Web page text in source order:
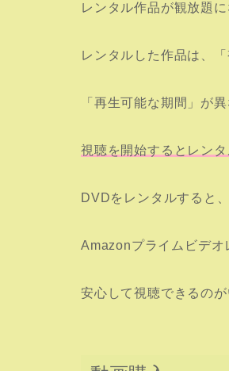
レンタル作品が観放題
レンタルした作品は、
「再生可能な期間」が
視聴を開始するとレン
DVDをレンタルすると
Amazonプライムビデオ
安心して視聴できるのが